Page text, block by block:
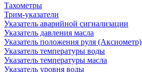
Тахометры
Трим-указатели
Указатель аварийной сигнализации
Указатель давления масла
Указатель положения руля (Аксиометр)
Указатель температуры воды
Указатель температуры масла
Указатель уровня воды